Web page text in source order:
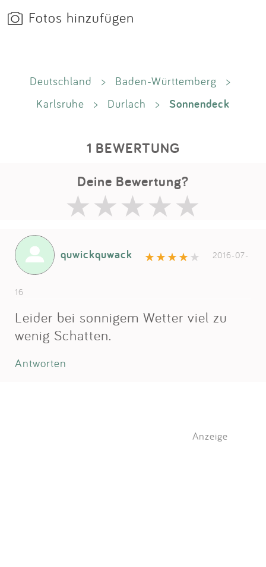
Fotos hinzufügen
Deutschland > Baden-Württemberg
>
Karlsruhe
> Durlach > Sonnendeck
1 BEWERTUNG
Deine Bewertung?
quwickquwack 2016-07-
16
Leider bei sonnigem Wetter viel zu
wenig Schatten.
Antworten
Anzeige